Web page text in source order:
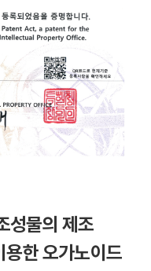
성물의 제조
용한 오가노이드